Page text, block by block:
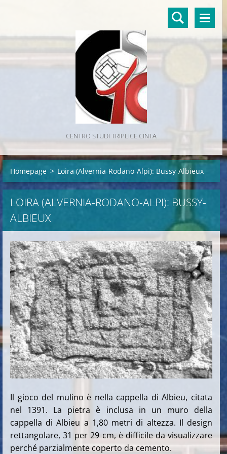
CENTRO STUDI TRIPLICE CINTA
Homepage > Loira (Alvernia-Rodano-Alpi): Bussy-Albieux
LOIRA (ALVERNIA-RODANO-ALPI): BUSSY-
ALBIEUX
Il gioco del mulino è nella cappella di Albieu, citata
nel 1391. La pietra è inclusa in un muro della
cappella di Albieu a 1,80 metri di altezza. Il design
rettangolare, 31 per 29 cm, è difficile da visualizzare
perché parzialmente coperto da cemento.